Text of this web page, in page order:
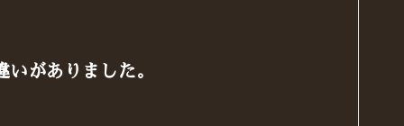
がありました。